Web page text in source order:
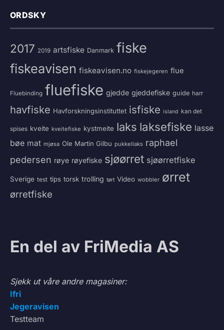
ORDSKY
2017 2019 artsfiske Danmark fiske
fiskeavisen fiskeavisen.no fiskejegeren flue
Fluebinding fluefiske gjedde gjeddefiske guide harr
havfiske Havforskningsinstituttet isfiske island kan det
spises kveite kveitefiske kystmeite laks laksefiske lasse
bøe mat mjøsa Ole Martin Gilbu pukkellaks raphael
pedersen røye røyefiske sjøørret sjøørretfiske
Sverige test tips torsk trolling tørt Video wobbler ørret
ørretfiske
En del av FriMedia AS
Sjekk ut våre andre magasiner:
Ifri
Jegeravisen
Testteam